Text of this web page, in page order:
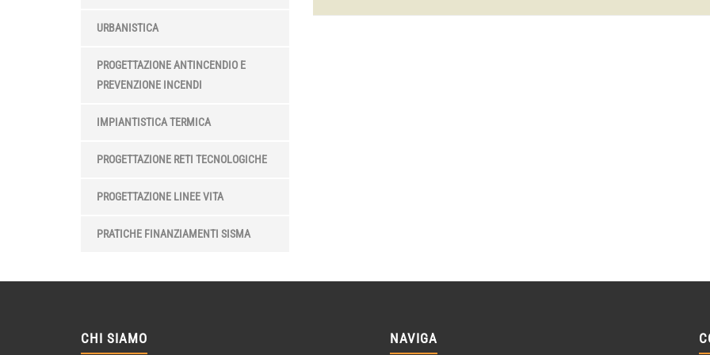
URBANISTICA
PROGETTAZIONE ANTINCENDIO E
PREVENZIONE INCENDI
IMPIANTISTICA TERMICA
PROGETTAZIONE RETI TECNOLOGICHE
PROGETTAZIONE LINEE VITA
PRATICHE FINANZIAMENTI SISMA
CHI SIAMO NAVIGA